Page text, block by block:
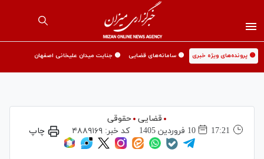
🟡 پرونده‌های ویژه خبری 🟡 سامانه‌های قضایی 🟡 جنایت میدان علیخانی اصفهان
قضایی حقوقی
17:21
10 فروردين 1405 کد خبر:۴۸۸۹۱۶۹ چاپ